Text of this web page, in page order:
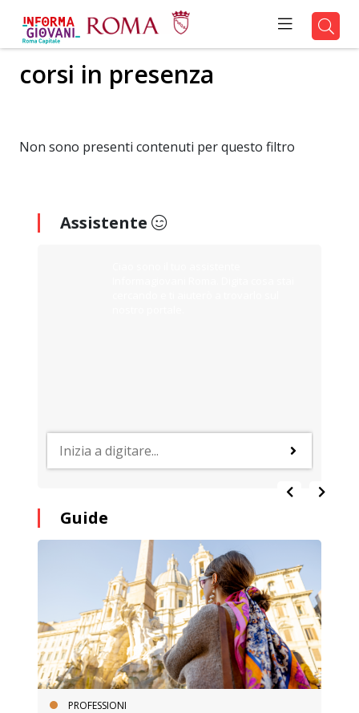
corsi in presenza
Non sono presenti contenuti per questo filtro
Assistente
Guide
PROFESSIONI